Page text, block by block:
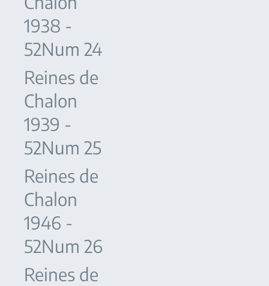
1938 -
52Num 24
Reines de
Chalon
1939 -
52Num 25
Reines de
Chalon
1946 -
52Num 26
Reines de